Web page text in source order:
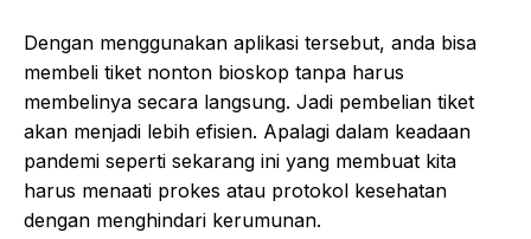
Dengan menggunakan aplikasi tersebut, anda bisa
membeli tiket nonton bioskop tanpa harus
membelinya secara langsung. Jadi pembelian tiket
akan menjadi lebih efisien. Apalagi dalam keadaan
pandemi seperti sekarang ini yang membuat kita
harus menaati prokes atau protokol kesehatan
dengan menghindari kerumunan.